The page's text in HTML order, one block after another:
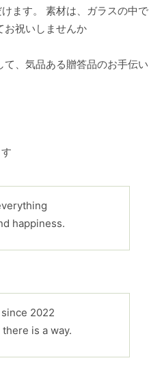
ます。 素材は、ガラスの中で
お祝いしませんか
、気品ある贈答品のお手伝い
happiness.
2022
is a way.